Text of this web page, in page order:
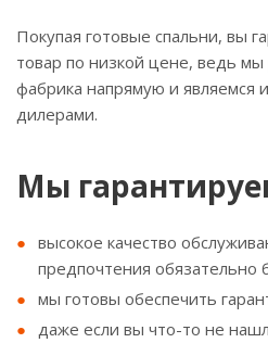
Покупая готовые спальни, вы
товар по низкой цене, ведь
фабрика напрямую и являемся
дилерами.
Мы
высокое качество
предпочтения обязательно
мы готовы обеспечить
даже если вы что-то не